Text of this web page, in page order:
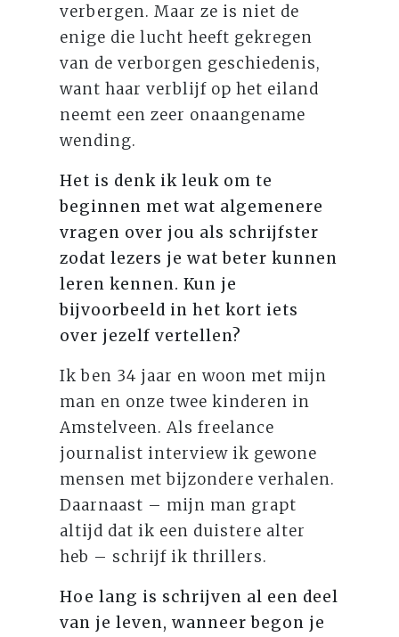
verbergen. Maar ze is niet de
enige die lucht heeft gekregen
van de verborgen geschiedenis,
want haar verblijf op het eiland
neemt een zeer onaangename
wending.
Het is denk ik leuk om te
beginnen met wat algemenere
vragen over jou als schrijfster
zodat lezers je wat beter kunnen
leren kennen. Kun je
bijvoorbeeld in het kort iets
over jezelf vertellen?
Ik ben 34 jaar en woon met mijn
man en onze twee kinderen in
Amstelveen. Als freelance
journalist interview ik gewone
mensen met bijzondere verhalen.
Daarnaast – mijn man grapt
altijd dat ik een duistere alter
heb – schrijf ik thrillers.
Hoe lang is schrijven al een deel
van je leven, wanneer begon je